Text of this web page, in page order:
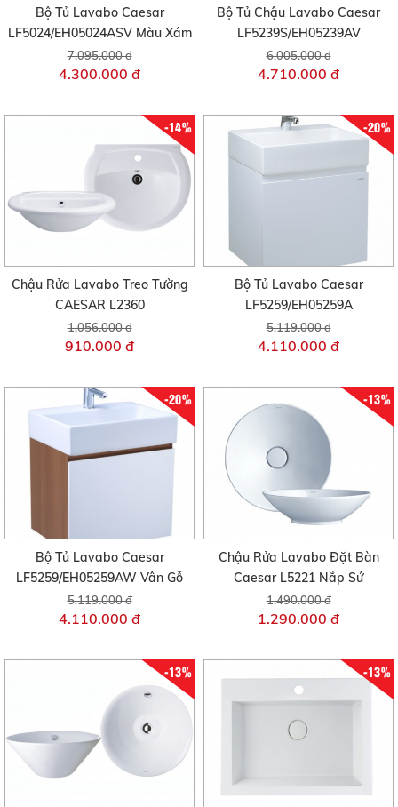
Bộ Tủ Lavabo Caesar
LF5024/EH05024ASV Màu Xám
7.095.000 đ
4.300.000 đ
Bộ Tủ Chậu Lavabo Caesar
LF5239S/EH05239AV
6.005.000 đ
4.710.000 đ
-14%
Chậu Rửa Lavabo Treo Tường
CAESAR L2360
1.056.000 đ
910.000 đ
-20%
Bộ Tủ Lavabo Caesar
LF5259/EH05259A
5.119.000 đ
4.110.000 đ
-20%
Bộ Tủ Lavabo Caesar
LF5259/EH05259AW Vân Gỗ
5.119.000 đ
4.110.000 đ
-13%
Chậu Rửa Lavabo Đặt Bàn
Caesar L5221 Nắp Sứ
1.490.000 đ
1.290.000 đ
-13% -13%